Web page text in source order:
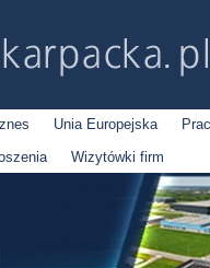
Unia Europejska
Wizytówki firm